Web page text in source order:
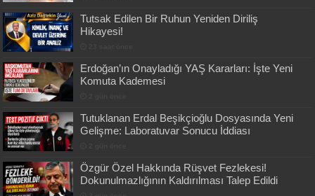
Tutsak Edilen Bir Ruhun Yeniden Diriliş
Hikayesi!
Erdoğan’ın Onayladığı YAŞ Kararları: İşte Yeni
Komuta Kademesi
Tutuklanan Erdal Beşikçioğlu Dosyasında Yeni
Gelişme: Laboratuvar Sonucu İddiası
Özgür Özel Hakkında Rüşvet Fezlekesi!
Dokunulmazlığının Kaldırılması Talep Edildi